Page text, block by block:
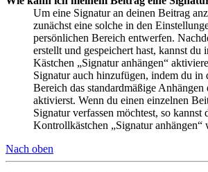
Um eine Signatur an deinen Beitrag
zunächst eine solche in den
persönlichen Bereich entwerfen.
erstellt und gespeichert hast, kannst du
Kästchen „Signatur anhängen“
Signatur auch hinzufügen, indem du in
Bereich das standardmäßige Anhängen
aktivierst. Wenn du einen einzelnen
Signatur verfassen möchtest, so kannst
Kontrollkästchen „Signatur anhängen“
Nach oben